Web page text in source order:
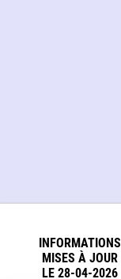
INFORMATIONS
MISES À JOUR
LE 28-04-2026